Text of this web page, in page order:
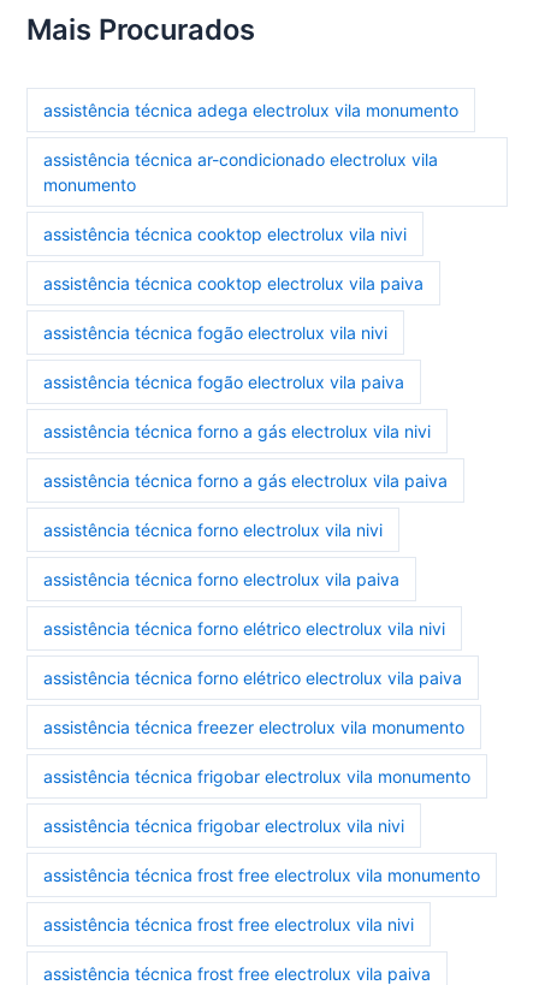
Mais Procurados
assistência técnica adega electrolux vila monumento
assistência técnica ar-condicionado electrolux vila
monumento
assistência técnica cooktop electrolux vila nivi
assistência técnica cooktop electrolux vila paiva
assistência técnica fogão electrolux vila nivi
assistência técnica fogão electrolux vila paiva
assistência técnica forno a gás electrolux vila nivi
assistência técnica forno a gás electrolux vila paiva
assistência técnica forno electrolux vila nivi
assistência técnica forno electrolux vila paiva
assistência técnica forno elétrico electrolux vila nivi
assistência técnica forno elétrico electrolux vila paiva
assistência técnica freezer electrolux vila monumento
assistência técnica frigobar electrolux vila monumento
assistência técnica frigobar electrolux vila nivi
assistência técnica frost free electrolux vila monumento
assistência técnica frost free electrolux vila nivi
assistência técnica frost free electrolux vila paiva